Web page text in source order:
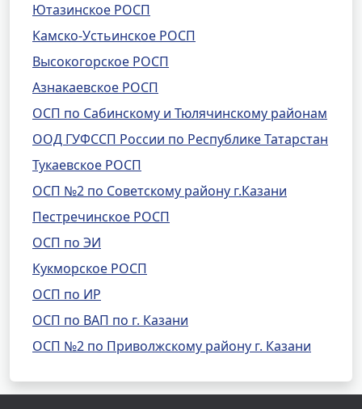
Ютазинское РОСП
Камско-Устьинское РОСП
Высокогорское РОСП
Азнакаевское РОСП
ОСП по Сабинскому и Тюлячинскому районам
ООД ГУФССП России по Республике Татарстан
Тукаевское РОСП
ОСП №2 по Советскому району г.Казани
Пестречинское РОСП
ОСП по ЭИ
Кукморское РОСП
ОСП по ИР
ОСП по ВАП по г. Казани
ОСП №2 по Приволжскому району г. Казани